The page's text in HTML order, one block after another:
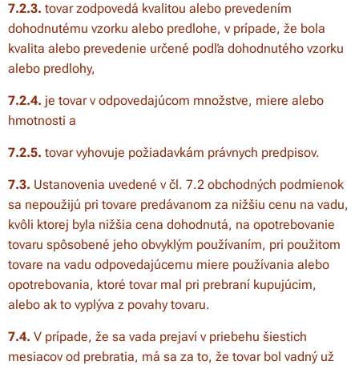
7.2.3. tovar zodpovedá kvalitou alebo prevedením
dohodnutému vzorku alebo predlohe, v prípade, že bola
kvalita alebo prevedenie určené podľa dohodnutého vzorku
alebo predlohy,
7.2.4. je tovar v odpovedajúcom množstve, miere alebo
hmotnosti a
7.2.5. tovar vyhovuje požiadavkám právnych predpisov.
7.3. Ustanovenia uvedené v čl. 7.2 obchodných podmienok
sa nepoužijú pri tovare predávanom za nižšiu cenu na vadu,
kvôli ktorej byla nižšia cena dohodnutá, na opotrebovanie
tovaru spôsobené jeho obvyklým používaním, pri použitom
tovare na vadu odpovedajúcemu miere používania alebo
opotrebovania, ktoré tovar mal pri prebraní kupujúcim,
alebo ak to vyplýva z povahy tovaru.
7.4. V prípade, že sa vada prejaví v priebehu šiestich
mesiacov od prebratia, má sa za to, že tovar bol vadný už